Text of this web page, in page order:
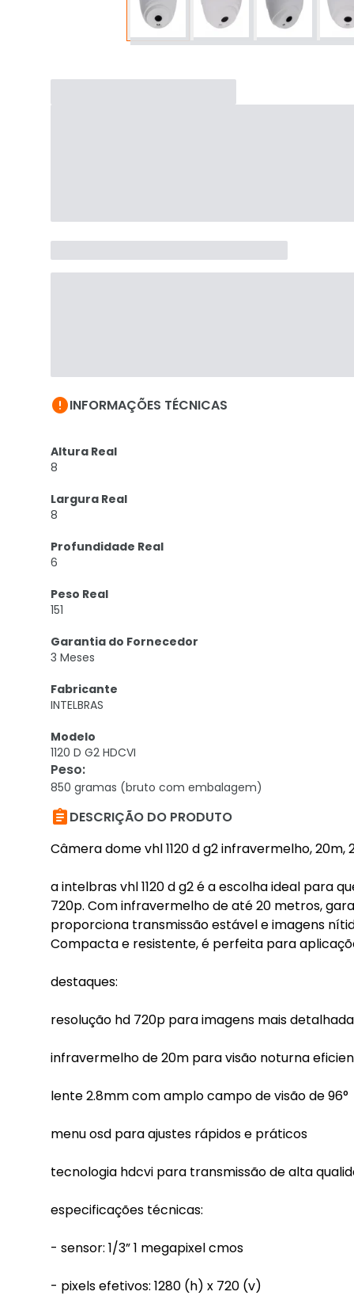
INFORMAÇÕES TÉCNICAS
Altura Real
8
Largura Real
8
Profundidade Real
6
Peso Real
151
Garantia do Fornecedor
3 Meses
Fabricante
INTELBRAS
Modelo
1120 D G2 HDCVI
Peso:
850 gramas (bruto com embalagem)
DESCRIÇÃO DO PRODUTO
Câmera dome vhl 1120 d g2 infravermelho,
a intelbras vhl 1120 d g2 é a escolha ideal para
720p. Com infravermelho de até 20 metros,
proporciona transmissão estável e imagens
Compacta e resistente, é perfeita para
destaques:
resolução hd 720p para imagens mais
infravermelho de 20m para visão noturna
lente 2.8mm com amplo campo de visão de 96°
menu osd para ajustes rápidos e práticos
tecnologia hdcvi para transmissão de alta
especificações técnicas:
- sensor: 1/3” 1 megapixel cmos
- pixels efetivos: 1280 (h) x 720 (v)